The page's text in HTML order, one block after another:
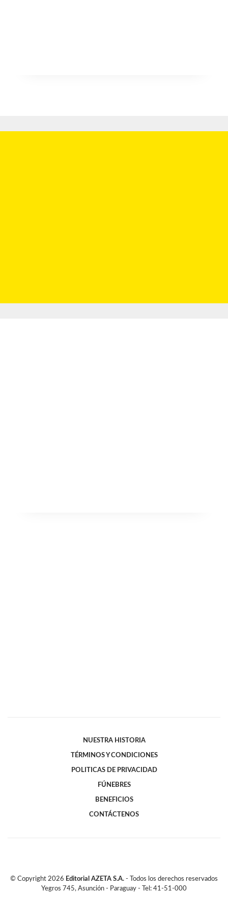
NUESTRA HISTORIA
TÉRMINOS Y CONDICIONES
POLITICAS DE PRIVACIDAD
FÚNEBRES
BENEFICIOS
CONTÁCTENOS
© Copyright 2026 Editorial AZETA S.A. - Todos los derechos reservados
Yegros 745, Asunción - Paraguay - Tel: 41-51-000